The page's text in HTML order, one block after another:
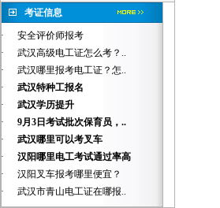
考证信息
·
安全评价师报考
·
武汉高级电工证怎么考？..
·
武汉哪里报考电工证？怎..
·
武汉特种工报名
·
武汉学历提升
·
9月3日考试批次保育员，..
·
武汉哪里可以考叉车
·
汉阳哪里电工考试通过率高
·
汉阳叉车报考哪里便宜？
·
武汉市青山电工证在哪报..